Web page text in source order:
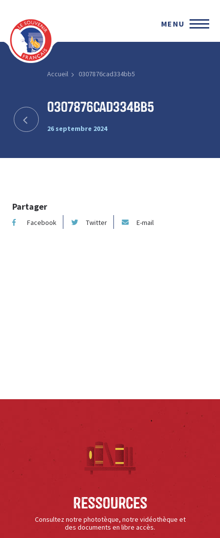
MENU
Accueil 0307876cad334bb5
0307876cad334bb5
26 septembre 2024
Partager
Facebook Twitter E-mail
Ressources
Consultez notre phototèque, notre vidéothèque et
des documents en libre accès.